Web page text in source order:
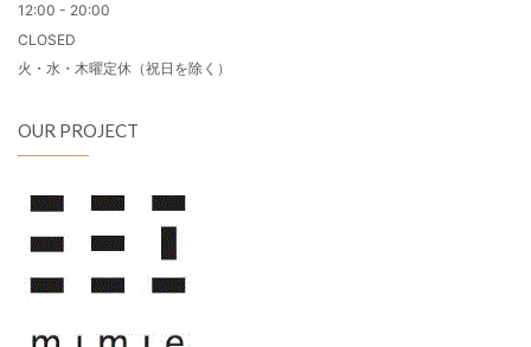
12:00 - 20:00
CLOSED
火・水・木曜定休（祝日を除く）
OUR PROJECT